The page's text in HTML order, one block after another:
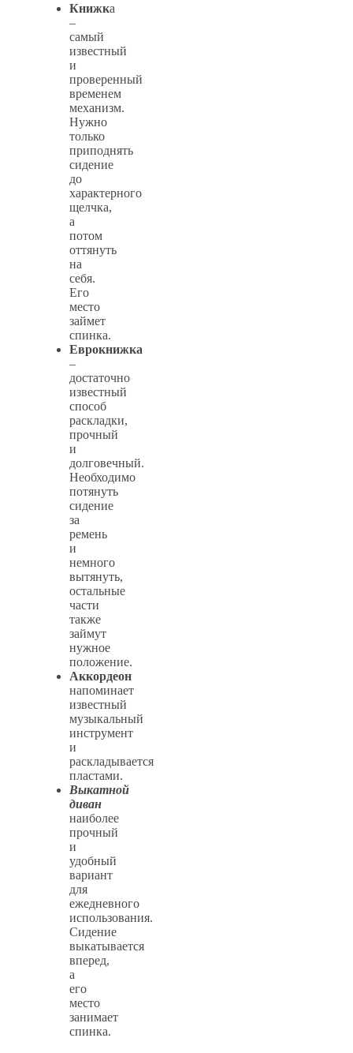
Книжка
–
самый
известный
и
проверенный
временем
механизм.
Нужно
только
приподнять
сидение
до
характерного
щелчка,
а
потом
оттянуть
на
себя.
Его
место
займет
спинка.
Еврокнижка
–
достаточно
известный
способ
раскладки,
прочный
и
долговечный.
Необходимо
потянуть
сидение
за
ремень
и
немного
вытянуть,
остальные
части
также
займут
нужное
положение.
Аккордеон
напоминает
известный
музыкальный
инструмент
и
раскладывается
пластами.
Выкатной
диван
наиболее
прочный
и
удобный
вариант
для
ежедневного
использования.
Сидение
выкатывается
вперед,
а
его
место
занимает
спинка.